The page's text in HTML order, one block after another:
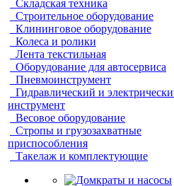
Складская техника
Строительное оборудование
Клининговое оборудование
Колеса и ролики
Лента текстильная
Оборудование для автосервиса
Пневмоинструмент
Гидравлический и
инструмент
Весовое оборудование
Стропы и грузозахватные
приспособления
Такелаж и комплектующие